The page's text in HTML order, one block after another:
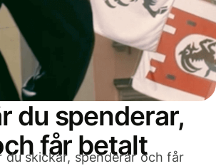
du spenderar,
får betalt
du skickar, spenderar och får